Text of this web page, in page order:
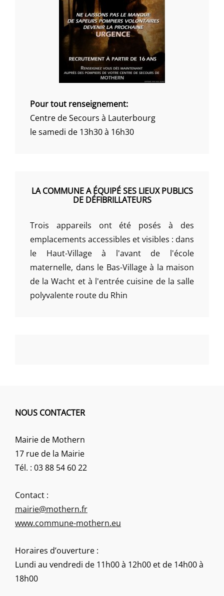
Pour tout renseignement:
Centre de Secours à Lauterbourg
le samedi de 13h30 à 16h30
LA COMMUNE A ÉQUIPÉ SES LIEUX PUBLICS
DE DÉFIBRILLATEURS
Trois appareils ont été posés à des
emplacements accessibles et visibles : dans
le Haut-Village à l'avant de l'école
maternelle, dans le Bas-Village à la maison
de la Wacht et à l'entrée cuisine de la salle
polyvalente route du Rhin
NOUS CONTACTER
Mairie de Mothern
17 rue de la Mairie
Tél. : 03 88 54 60 22
Contact :
mairie@mothern.fr
www.commune-mothern.eu
Horaires d’ouverture :
Lundi au vendredi de 11h00 à 12h00 et de 14h00 à
18h00